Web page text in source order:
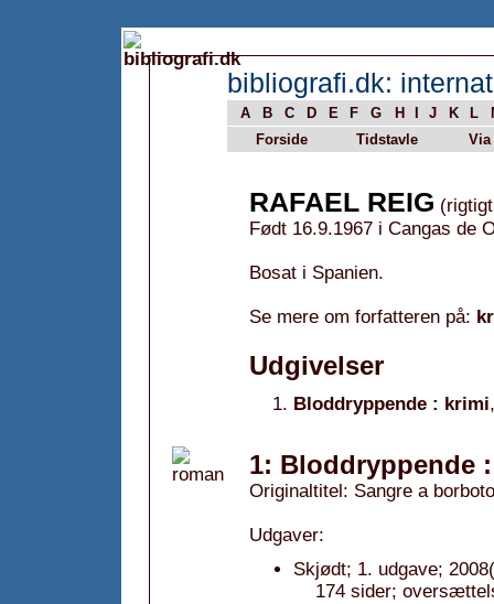
bibliografi.dk:
A B C D E F G H J K L
Forside
Tidstavle Via
RAFAEL REIG
Født 16.9.1967 i Cangas de
Bosat i Spanien.
Se mere om forfatteren på:
Udgivelser
Bloddryppende : krimi
1: Bloddryppende
Originaltitel: Sangre a
Udgaver:
Skjødt; 1. udgave;
174 sider;